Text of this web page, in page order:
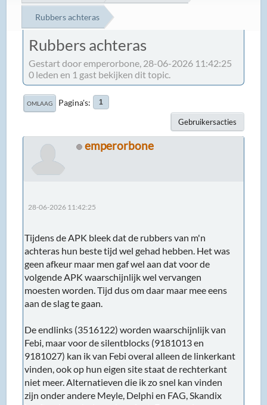
Rubbers achteras
Rubbers achteras
Gestart door emperorbone, 28-06-2026 11:42:25
0 leden en 1 gast bekijken dit topic.
OMLAAG Pagina's 1
Gebruikersacties
emperorbone
28-06-2026 11:42:25
Tijdens de APK bleek dat de rubbers van m'n
achteras hun beste tijd wel gehad hebben. Het was
geen afkeur maar men gaf wel aan dat voor de
volgende APK waarschijnlijk wel vervangen
moesten worden. Tijd dus om daar maar mee eens
aan de slag te gaan.
De endlinks (3516122) worden waarschijnlijk van
Febi, maar voor de silentblocks (9181013 en
9181027) kan ik van Febi overal alleen de linkerkant
vinden, ook op hun eigen site staat de rechterkant
niet meer. Alternatieven die ik zo snel kan vinden
zijn onder andere Meyle, Delphi en FAG, Skandix